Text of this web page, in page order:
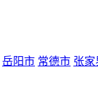
岳阳市 常德市 张家